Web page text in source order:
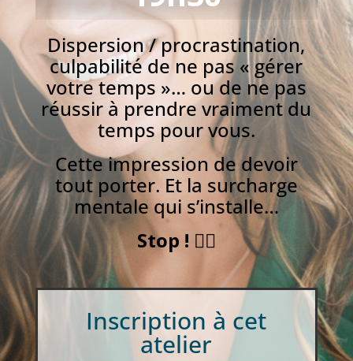
Dispersion / procrastination,
culpabilité de ne pas « gérer
votre temps »… ou de ne pas
réussir à prendre vraiment du
temps pour vous.
Cette impression de devoir
tout porter. Et la surcharge
mentale qui s’installe…
Stop ! 🖐🏻
Inscription à cet
atelier